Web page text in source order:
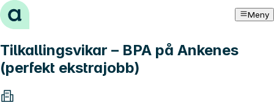
Hopp til innhold Meny
Tilkallingsvikar – BPA på Ankenes
(perfekt ekstrajobb)